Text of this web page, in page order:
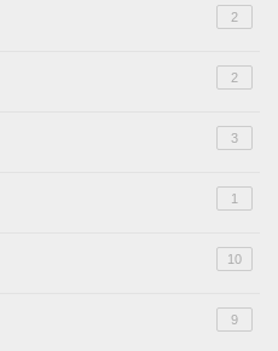
2
2
3
1
10
9